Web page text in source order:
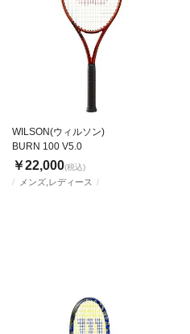
メンズ,レディース
WILSON(ウィルソン)
BURN 100 V5.0
￥22,000(税込)